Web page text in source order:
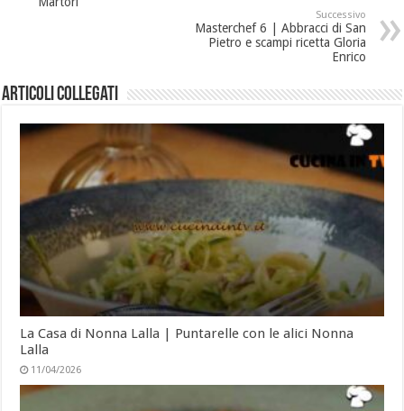
Successivo
Masterchef 6 | Abbracci di San
Pietro e scampi ricetta Gloria
Enrico
Articoli collegati
La Casa di Nonna Lalla | Puntarelle con le alici Nonna
Lalla
11/04/2026